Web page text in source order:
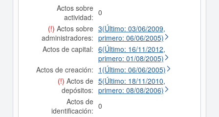
Actos sobre
actividad: 0
(!) Actos sobre
administradores:
3(Último: 03/06/2009,
primero: 06/06/2005)
Actos de capital: 6(Último: 16/11/2012,
primero: 01/08/2005)
Actos de creación: 1(Último: 06/06/2005)
(!) Actos de
depósitos:
5(Último: 18/11/2010,
primero: 08/08/2006)
Actos de
identificación: 0